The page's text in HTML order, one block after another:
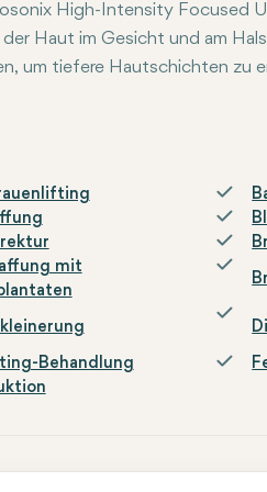
High-Intensity Focused
Haut im Gesicht und am
um tiefere Hautschichten zu
um fokussierte
Minuten und verursacht
bis Monaten sichtbar, da
mit
Behandlung